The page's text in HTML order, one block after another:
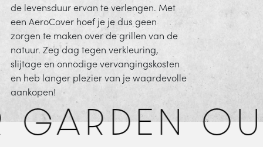
de levensduur ervan te verlengen. Met
een AeroCover hoef je je dus geen
zorgen te maken over de grillen van de
natuur. Zeg dag tegen verkleuring,
slijtage en onnodige vervangingskosten
en heb langer plezier van je waardevolle
aankopen!